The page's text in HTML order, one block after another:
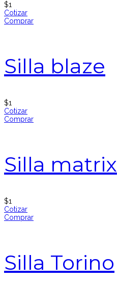
$1
Cotizar
Comprar
Silla blaze
$1
Cotizar
Comprar
Silla matrix
$1
Cotizar
Comprar
Silla Torino